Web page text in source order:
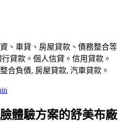
、車貸、房屋貸款、債務整合等
貸款。個人信貸。信用貸款。
合負債, 房屋貸款, 汽車貸款。
體驗方案的舒美布廠